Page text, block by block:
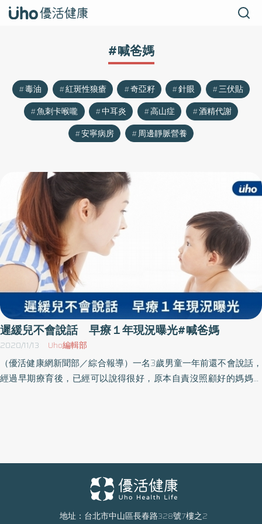
#喊爸媽
毒油 紅斑性狼瘡 奇亞籽 針眼
三伏貼
魚刺卡喉嚨
中耳炎 高山症
酒精代謝
安寧病房
周邊靜脈營養
遲緩兒不會說話 早療１年現況曝光#喊爸媽
2020/11/13 Uho編輯部
（優活健康網新聞部／綜合報導）一名3歲男童一年前還不會說話，
經過早期療育後，已經可以說得很好，原本自責沒照顧好的媽媽也
媽表示，得知孩子發展遲緩時心中難過又自責，懷疑自己是否照顧
上有什麼疏忽，才造成孩子發展遲緩，但醫師及治療師告訴她，孩
子是天生發展比較慢，要她不要自責。她與語言治療師、職能治療
地址：台北市中山區長春路328號7樓之2